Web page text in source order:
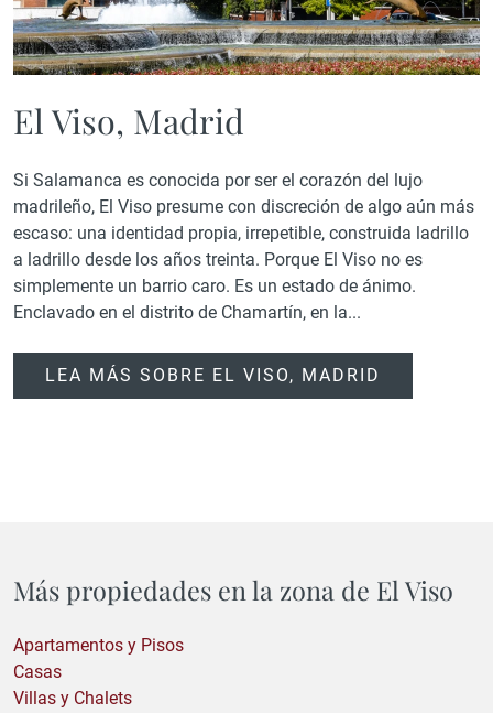
El Viso, Madrid
Si Salamanca es conocida por ser el corazón del lujo
madrileño, El Viso presume con discreción de algo aún más
escaso: una identidad propia, irrepetible, construida ladrillo
a ladrillo desde los años treinta. Porque El Viso no es
simplemente un barrio caro. Es un estado de ánimo.
Enclavado en el distrito de Chamartín, en la...
LEA MÁS SOBRE EL VISO, MADRID
Más propiedades en la zona de El Viso
Apartamentos y Pisos
Casas
Villas y Chalets